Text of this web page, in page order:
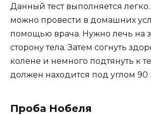
Данный тест выполняется
можно провести в домашних
помощью врача. Нужно лечь на
сторону тела. Затем согнуть
колене и немного подтянуть к
должен находится под углом 90
Проба Нобеля